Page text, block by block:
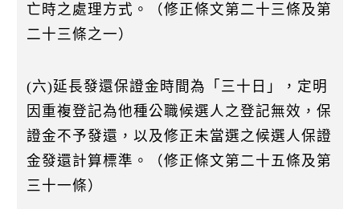
亡時之處理方式。（修正條文第二十三條及第
二十三條之一）
(六)延長發還保證金時間為「三十日」，定明
因重複登記為他種公職候選人之登記無效，保
證金不予發還，以及修正未當選之候選人保證
金發還計算標準。（修正條文第二十五條及第
三十一條）